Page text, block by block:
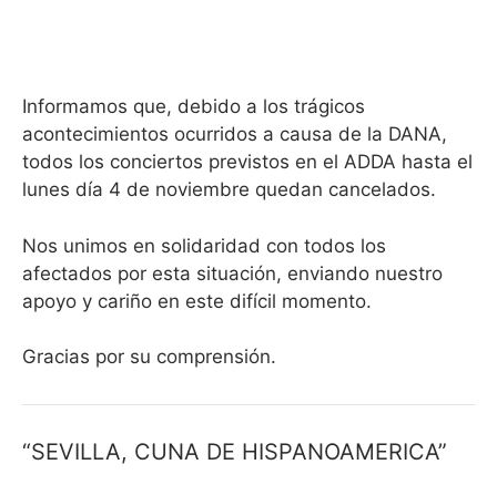
Informamos que, debido a los trágicos
acontecimientos ocurridos a causa de la DANA,
todos los conciertos previstos en el ADDA hasta el
lunes día 4 de noviembre quedan cancelados.
Nos unimos en solidaridad con todos los
afectados por esta situación, enviando nuestro
apoyo y cariño en este difícil momento.
Gracias por su comprensión.
“SEVILLA, CUNA DE HISPANOAMERICA”